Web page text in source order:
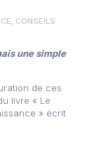
, CONSEILS
une simple
de ces
livre « Le
» écrit